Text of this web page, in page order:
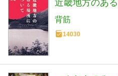
近畿地方のあ
背筋
14030